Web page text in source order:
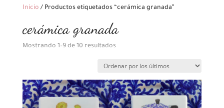
Inicio / Productos etiquetados “cerámica granada”
cerámica granada
Mostrando 1–9 de 10 resultadosOrdenado
los
últimos